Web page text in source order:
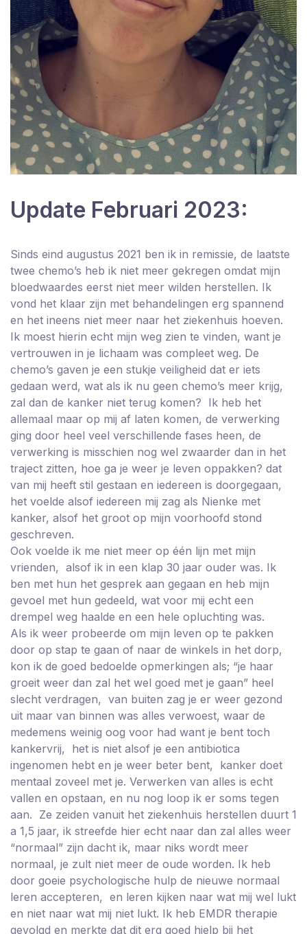
Update Februari 2023:
Sinds eind augustus 2021 ben ik in remissie, de laatste
twee chemo’s heb ik niet meer gekregen omdat mijn
bloedwaardes eerst niet meer wilden herstellen. Ik
vond het klaar zijn met behandelingen erg spannend
en het ineens niet meer naar het ziekenhuis hoeven.
Ik moest hierin echt mijn weg zien te vinden, want je
vertrouwen in je lichaam was compleet weg. De
chemo’s gaven je een stukje veiligheid dat er iets
gedaan werd, wat als ik nu geen chemo’s meer krijg,
zal dan de kanker niet terug komen? Ik heb het
allemaal maar op mij af laten komen, de verwerking
ging door heel veel verschillende fases heen, de
verwerking is misschien nog wel zwaarder dan in het
traject zitten, hoe ga je weer je leven oppakken? dat
van mij heeft stil gestaan en iedereen is doorgegaan,
het voelde alsof iedereen mij zag als Nienke met
kanker, alsof het groot op mijn voorhoofd stond
geschreven.
Ook voelde ik me niet meer op één lijn met mijn
vrienden, alsof ik in een klap 30 jaar ouder was. Ik
ben met hun het gesprek aan gegaan en heb mijn
gevoel met hun gedeeld, wat voor mij echt een
drempel weg haalde en een hele opluchting was.
Als ik weer probeerde om mijn leven op te pakken
door op stap te gaan of naar de winkels in het dorp,
kon ik de goed bedoelde opmerkingen als; “je haar
groeit weer dan zal het wel goed met je gaan” heel
slecht verdragen, van buiten zag je er weer gezond
uit maar van binnen was alles verwoest, waar de
medemens weinig oog voor had want je bent toch
kankervrij, het is niet alsof je een antibiotica
ingenomen hebt en je weer beter bent, kanker doet
mentaal zoveel met je. Verwerken van alles is echt
vallen en opstaan, en nu nog loop ik er soms tegen
aan. Ze zeiden vanuit het ziekenhuis herstellen duurt 1
a 1,5 jaar, ik streefde hier echt naar dan zal alles weer
“normaal” zijn dacht ik, maar niks wordt meer
normaal, je zult niet meer de oude worden. Ik heb
door goeie psychologische hulp de nieuwe normaal
leren accepteren, en leren kijken naar wat mij wel lukt
en niet naar wat mij niet lukt. Ik heb EMDR therapie
gevolgd en merkte dat dit erg goed hielp bij het